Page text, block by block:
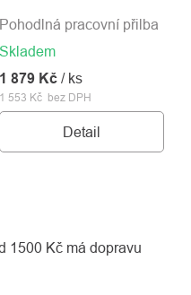
Skladem
1 553 Kč bez DPH
1 879 Kč / ks
Detail
Pohodlná pracovní přilba
1500 Kč má dopravu